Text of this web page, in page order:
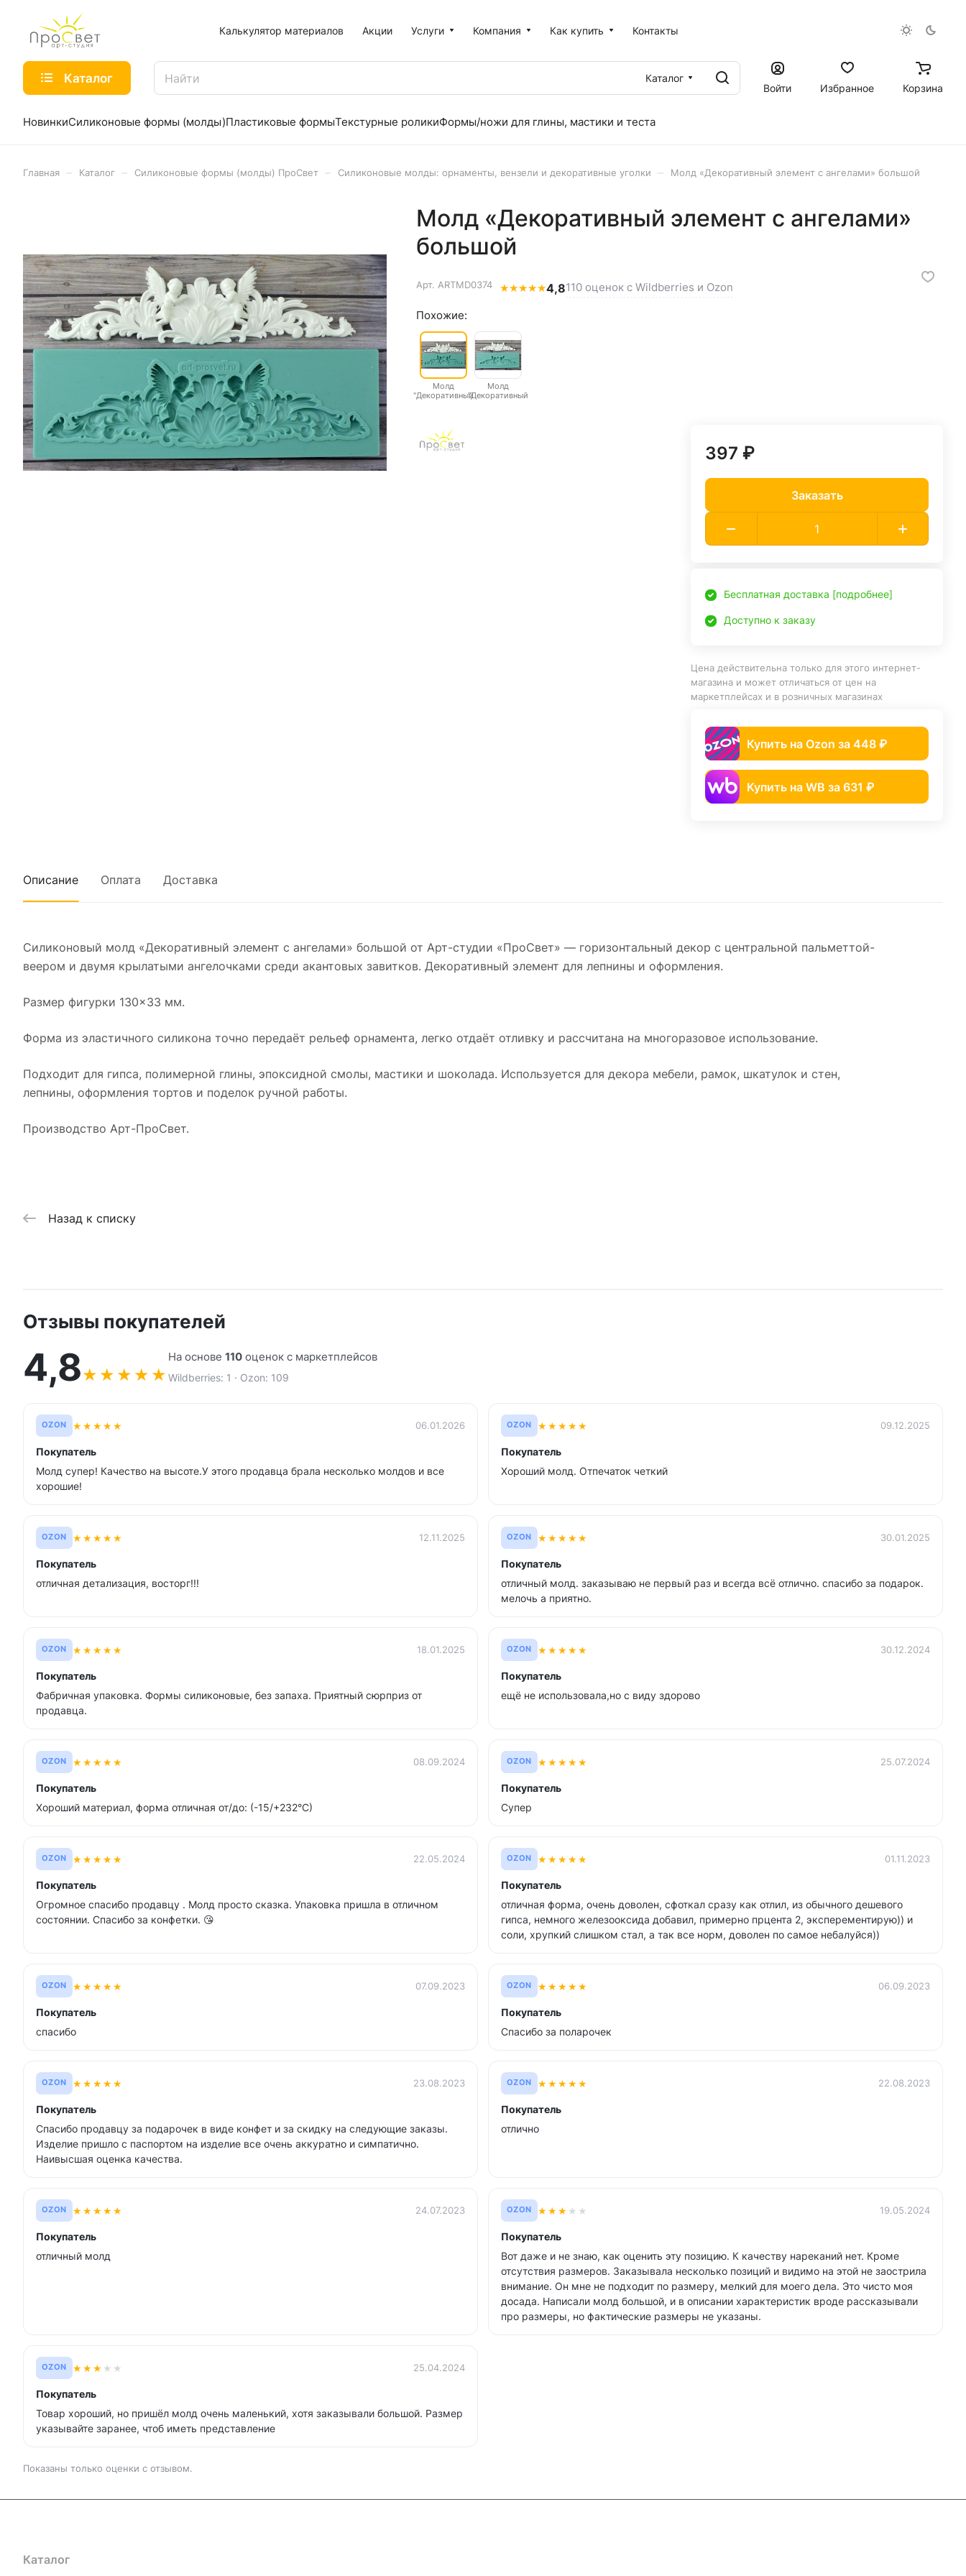
Калькулятор материалов Акции Услуги Компания Как купить Контакты
Каталог
Каталог
Войти
Избранное Корзина
НовинкиСиликоновые формы (молды)Пластиковые формыТекстурные роликиФормы/ножи для глины, мастики и теста
Главная Каталог Силиконовые формы (молды) ПроСвет Силиконовые молды: орнаменты, вензели и декоративные уголки Молд «Декоративный элемент с ангелами» большой
Молд «Декоративный элемент с ангелами»
большой
Арт. ARTMD0374 ★★★★★4,8110 оценок с Wildberries и Ozon
Похожие:
Молд
"Декоративный
Молд
"Декоративный
397 ₽
Заказать
Бесплатная доставка [подробнее]
Доступно к заказу
Цена действительна только для этого интернет-
магазина и может отличаться от цен на
маркетплейсах и в розничных магазинах
Купить на Ozon за 448 ₽
Купить на WB за 631 ₽
Описание Оплата Доставка
Силиконовый молд «Декоративный элемент с ангелами» большой от Арт-студии «ПроСвет» — горизонтальный декор с центральной пальметтой-
веером и двумя крылатыми ангелочками среди акантовых завитков. Декоративный элемент для лепнины и оформления.
Размер фигурки 130×33 мм.
Форма из эластичного силикона точно передаёт рельеф орнамента, легко отдаёт отливку и рассчитана на многоразовое использование.
Подходит для гипса, полимерной глины, эпоксидной смолы, мастики и шоколада. Используется для декора мебели, рамок, шкатулок и стен,
лепнины, оформления тортов и поделок ручной работы.
Производство Арт-ПроСвет.
Назад к списку
Отзывы покупателей
4,8★ ★ ★ ★ ★
На основе 110 оценок с маркетплейсов
Wildberries: 1 · Ozon: 109
OZON ★★★★★ 06.01.2026
Покупатель
Молд супер! Качество на высоте.У этого продавца брала несколько молдов и все
хорошие!
OZON ★★★★★ 09.12.2025
Покупатель
Хороший молд. Отпечаток четкий
OZON ★★★★★ 12.11.2025
Покупатель
отличная детализация, восторг!!!
OZON ★★★★★ 30.01.2025
Покупатель
отличный молд. заказываю не первый раз и всегда всё отлично. спасибо за подарок.
мелочь а приятно.
OZON ★★★★★ 18.01.2025
Покупатель
Фабричная упаковка. Формы силиконовые, без запаха. Приятный сюрприз от
продавца.
OZON ★★★★★ 30.12.2024
Покупатель
ещё не использовала,но с виду здорово
OZON ★★★★★ 08.09.2024
Покупатель
Хороший материал, форма отличная от/до: (-15/+232°С)
OZON ★★★★★ 25.07.2024
Покупатель
Супер
OZON ★★★★★ 22.05.2024
Покупатель
Огромное спасибо продавцу . Молд просто сказка. Упаковка пришла в отличном
состоянии. Спасибо за конфетки. 😘
OZON ★★★★★ 01.11.2023
Покупатель
отличная форма, очень доволен, сфоткал сразу как отлил, из обычного дешевого
гипса, немного железооксида добавил, примерно прцента 2, эксперементирую)) и
соли, хрупкий слишком стал, а так все норм, доволен по самое небалуйся))
OZON ★★★★★ 07.09.2023
Покупатель
спасибо
OZON ★★★★★ 06.09.2023
Покупатель
Спасибо за поларочек
OZON ★★★★★ 23.08.2023
Покупатель
Спасибо продавцу за подарочек в виде конфет и за скидку на следующие заказы.
Изделие пришло с паспортом на изделие все очень аккуратно и симпатично.
Наивысшая оценка качества.
OZON ★★★★★ 22.08.2023
Покупатель
отлично
OZON ★★★★★ 24.07.2023
Покупатель
отличный молд
OZON ★★★ ★ ★ 19.05.2024
Покупатель
Вот даже и не знаю, как оценить эту позицию. К качеству нареканий нет. Кроме
отсутствия размеров. Заказывала несколько позиций и видимо на этой не заострила
внимание. Он мне не подходит по размеру, мелкий для моего дела. Это чисто моя
досада. Написали молд большой, и в описании характеристик вроде рассказывали
про размеры, но фактические размеры не указаны.
OZON ★★★ ★ ★ 25.04.2024
Покупатель
Товар хороший, но пришёл молд очень маленький, хотя заказывали большой. Размер
указывайте заранее, чтоб иметь представление
Показаны только оценки с отзывом.
Каталог